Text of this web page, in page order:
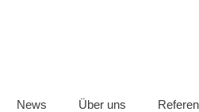
News Über uns